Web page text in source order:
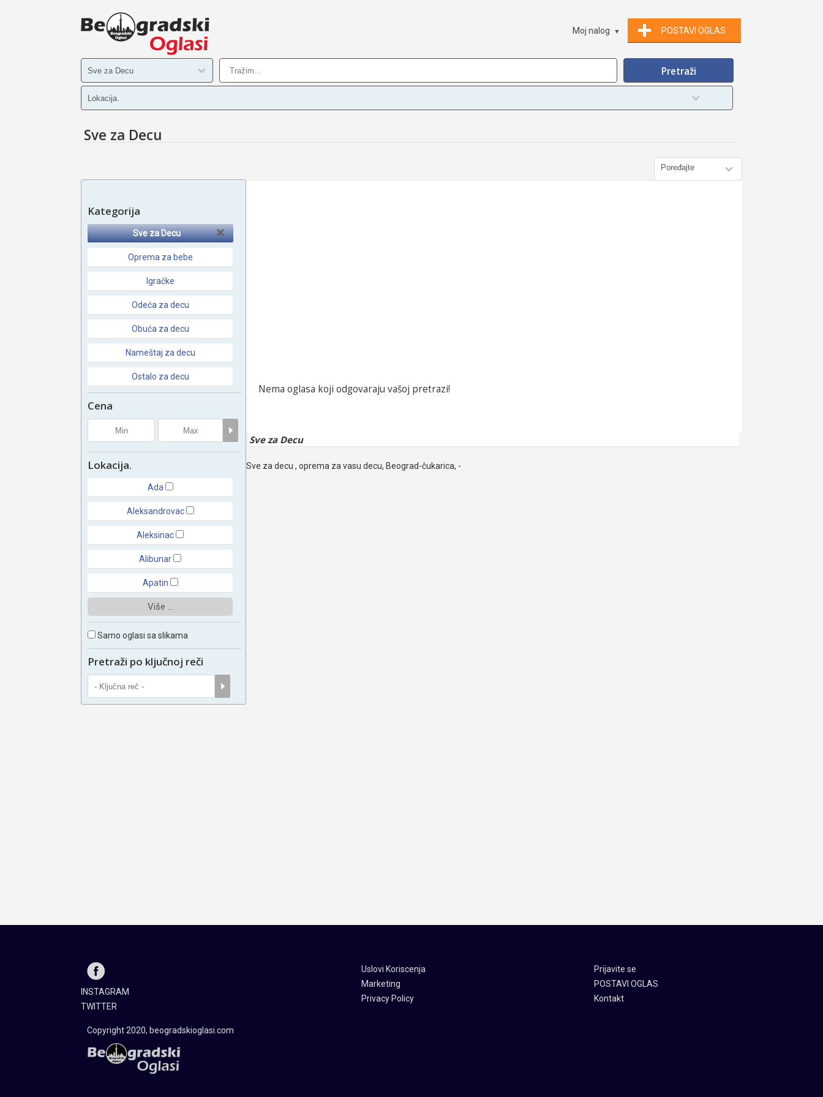
POSTAVI OGLAS
Moj nalog
Sve za Decu
Kategorija
Sve za Decu
Oprema za bebe
Igračke
Odeća za decu
Obuća za decu
Nameštaj za decu
Ostalo za decu
Cena
Lokacija.
Ada
Aleksandrovac
Aleksinac
Alibunar
Apatin
Više ...
Samo oglasi sa slikama
Pretraži po ključnoj reči
Nema oglasa koji odgovaraju vašoj pretrazi!
Sve za Decu
Sve za decu , oprema za vasu decu, Beograd-čukarica, -
Uslovi Koriscenja
Marketing
Privacy Policy
Prijavite se
POSTAVI OGLAS
Kontakt
INSTAGRAM
TWITTER
Copyright 2020, beogradskioglasi.com